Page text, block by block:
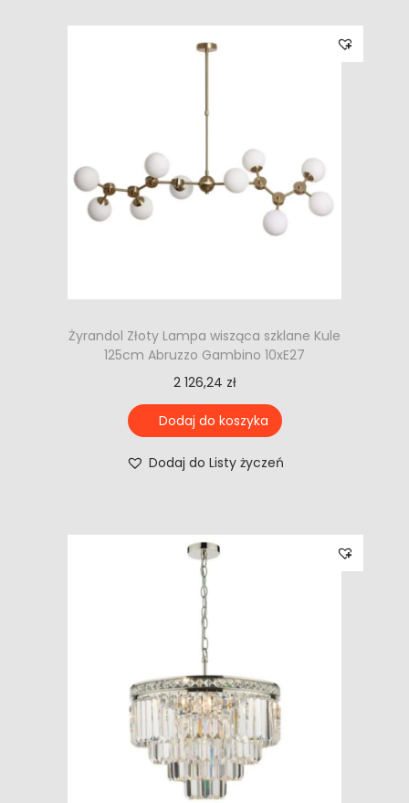
Żyrandol Złoty Lampa wisząca szklane Kule
125cm Abruzzo Gambino 10xE27
2 126,24 zł
Dodaj do koszyka
Dodaj do Listy życzeń